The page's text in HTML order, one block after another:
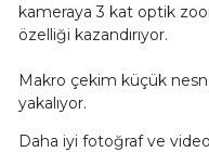
kameraya 3 kat optik
özelliği kazandırıyor.
Makro çekim küçük
yakalıyor.
Daha iyi fotoğraf ve